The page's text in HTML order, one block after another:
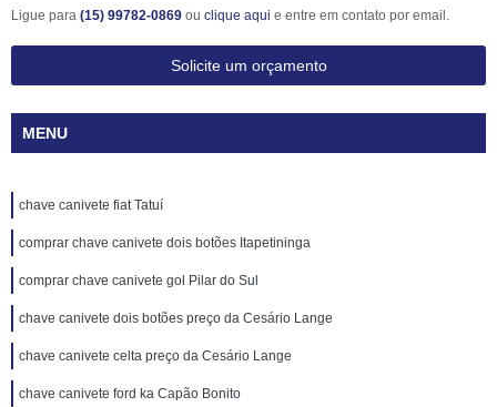
Ligue para (15) 99782-0869 ou clique aqui e entre em contato por email.
Solicite um orçamento
MENU
chave canivete fiat Tatuí
comprar chave canivete dois botões Itapetininga
comprar chave canivete gol Pilar do Sul
chave canivete dois botões preço da Cesário Lange
chave canivete celta preço da Cesário Lange
chave canivete ford ka Capão Bonito